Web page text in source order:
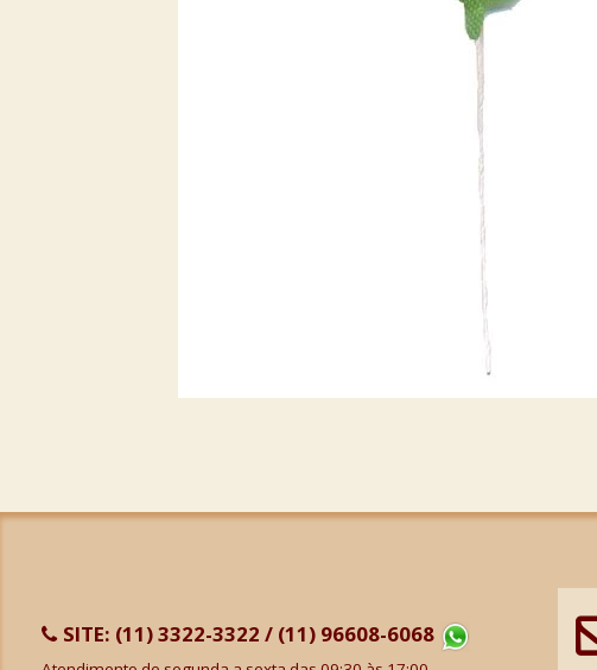
SITE: (11) 3322-3322 / (11) 96608-6068